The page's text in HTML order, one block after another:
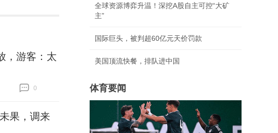
，游客：太
0
果，调来
全球资源博弈升温！深挖A股自主可控“大矿
主”
国际巨头，被判超60亿元天价罚款
美国顶流快餐，排队进中国
体育要闻